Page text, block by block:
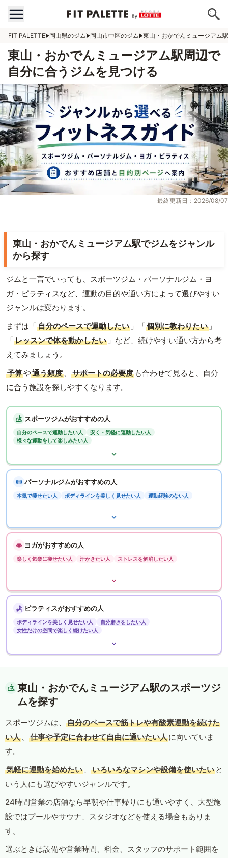
FIT PALETTE 岡山県のジム 岡山市中区のジム 東山・おかでんミュージアム
東山・おかでんミュージアム駅周辺で
自分に合うジムを見つける
最終更新日：2026/08/07
東山・おかでんミュージアム駅でジムをジャンル
から探す
ジムと一言でいっても、スポーツジム・パーソナルジム・ヨ
ガ・ピラティスなど、運動の目的や通い方によって選びやすい
ジャンルは変わります。
まずは「自分のペースで運動したい 」「個別に教わりたい 」
「レッスンで体を動かしたい 」など、続けやすい通い方から考
えてみましょう。
予算や通う頻度 、 サポートの必要度 も合わせて見ると、自分
に合う施設を探しやすくなります。
スポーツジムがおすすめの人
自分のペースで運動したい人
安く・気軽に運動したい人
様々な運動をして楽しみたい人
パーソナルジムがおすすめの人
本気で痩せたい人 ボディラインを美しく見せたい人 運動経験のない人
ヨガがおすすめの人
楽しく気楽に痩せたい人 汗かきたい人 ストレスを解消したい人
ピラティスがおすすめの人
ボディラインを美しく見せたい人
自分磨きをしたい人
女性だけの空間で楽しく続けたい人
東山・おかでんミュージアム駅のスポーツジ
ムを探す
スポーツジムは、
自分のペースで筋トレや有酸素運動を続けた
い人 、 仕事や予定に合わせて自由に通いたい人に向いていま
す。
気軽に運動を始めたい 、 いろいろなマシンや設備を使いたい と
いう人にも選びやすいジャンルです。
24時間営業の店舗なら早朝や仕事帰りにも通いやすく、大型施
設ではプールやサウナ、スタジオなどを使える場合もありま
す。
選ぶときは設備や営業時間、料金、スタッフのサポート範囲を